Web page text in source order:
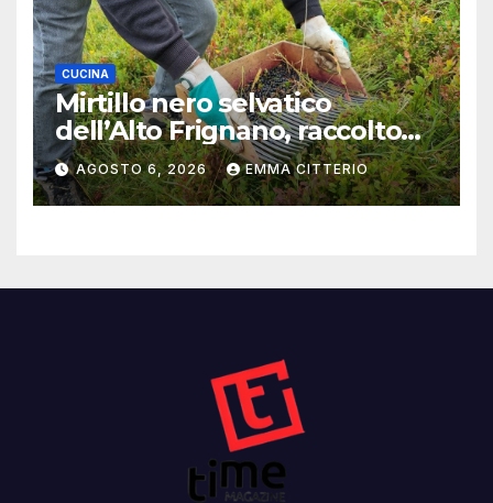
CUCINA
Mirtillo nero selvatico
dell’Alto Frignano, raccolto
buono e clima da monitorare
AGOSTO 6, 2026 EMMA CITTERIO